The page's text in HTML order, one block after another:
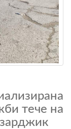
тече на